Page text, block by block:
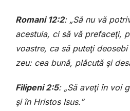
Romani 12:2: „Să nu vă
acestuia, ci să vă prefa­ceţi,
voastre, ca să puteţi
zeu: cea bună, plăcută şi
Filipeni 2:5: „Să aveţi în voi
şi în Hristos Isus.”